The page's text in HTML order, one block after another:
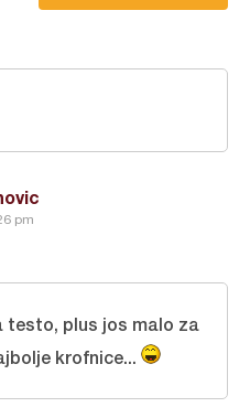
pm
testo, plus jos malo za
krofnice...